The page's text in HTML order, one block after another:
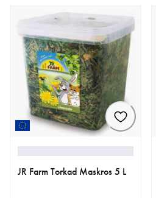
JR Farm Torkad Maskros 5 L